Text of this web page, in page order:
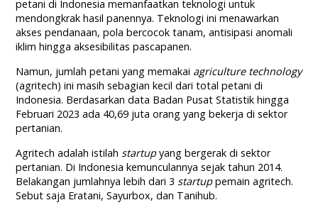
petani di Indonesia memanfaatkan teknologi untuk
mendongkrak hasil panennya. Teknologi ini menawarkan
akses pendanaan, pola bercocok tanam, antisipasi anomali
iklim hingga aksesibilitas pascapanen.
Namun, jumlah petani yang memakai agriculture technology
(agritech) ini masih sebagian kecil dari total petani di
Indonesia. Berdasarkan data Badan Pusat Statistik hingga
Februari 2023 ada 40,69 juta orang yang bekerja di sektor
pertanian.
Agritech adalah istilah startupyang bergerak di sektor
pertanian. Di Indonesia kemunculannya sejak tahun 2014.
Belakangan jumlahnya lebih dari 3 startuppemain agritech.
Sebut saja Eratani, Sayurbox, dan Tanihub.